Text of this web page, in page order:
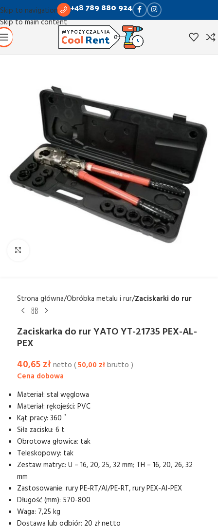
Skip to navigation
Skip to main content
+48789 880 924
Strona główna Obróbka metalu i rur Zaciskarki do rur
Zaciskarka do rur YATO YT-21735 PEX-AL-
PEX
40,65zł netto (50,00 złbrutto )
Materiał: stal węglowa
Materiał: rękojeści: PVC
Kąt pracy: 360 ˚
Siła zacisku: 6 t
Obrotowa głowica: tak
Teleskopowy: tak
Zestaw matryc: U – 16, 20, 25, 32 mm; TH – 16, 20, 26, 32
mm
Zastosowanie: rury PE-RT/Al/PE-RT, rury PEX-Al-PEX
Długość (mm): 570-800
Waga: 7,25 kg
Dostawa lub odbiór: 20 zł netto